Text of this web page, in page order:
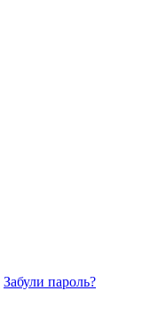
Забули пароль?